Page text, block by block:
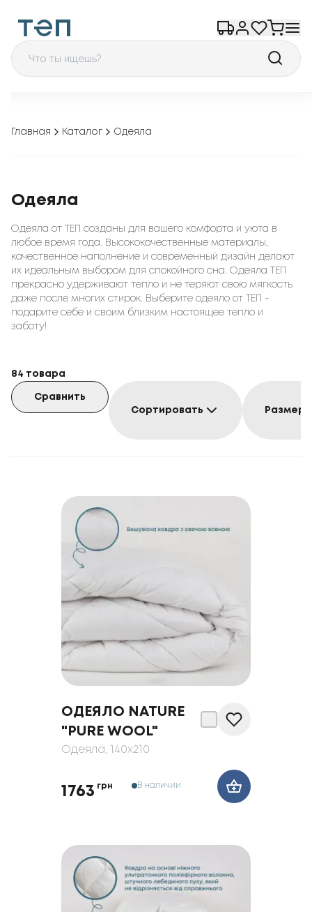
Главная Каталог Одеяла
Одеяла
Одеяла от ТЕП созданы для вашего комфорта и уюта в
любое время года. Высококачественные материалы,
качественное наполнение и современный дизайн делают
их идеальным выбором для спокойного сна. Одеяла ТЕП
прекрасно удерживают тепло и не теряют свою мягкость
даже после многих стирок. Выберите одеяло от ТЕП -
подарите себе и своим близким настоящее тепло и
заботу!
Сравнить
Сортировать
Размер
84 товара
ОДЕЯЛО NATURE
"PURE WOOL"
Одеяла, 140x210
1763 грн В наличии